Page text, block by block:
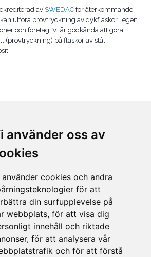
använder oss av
använder cookies och andra
för att
din surfupplevelse på
webbplats, för att visa dig
innehåll och riktade
för att analysera vår
och för att förstå
av SWEDAC för återkommande
utföra provtryckning av dykflaskor i egen
och företag. Vi är godkända att göra
på flaskor av stål,
Malmö
bachmans.se
bachmans.se